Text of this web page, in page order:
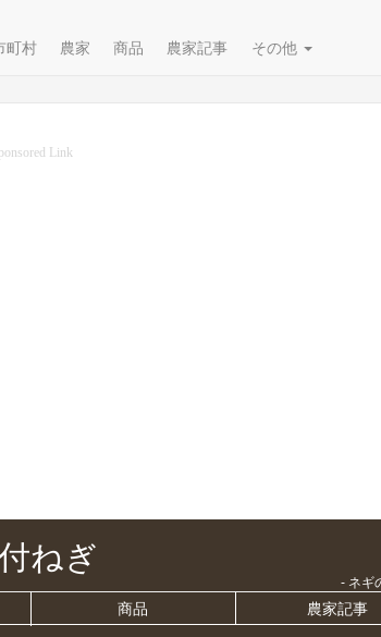
町村 農家 商品 農家記事 その他
Link
ねぎ
- ネギ
商品 農家記事